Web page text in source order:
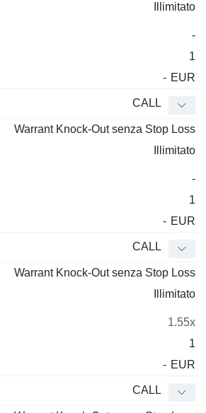
Illimitato
-
1
- EUR
CALL
Warrant Knock-Out senza Stop Loss
Illimitato
-
1
- EUR
CALL
Warrant Knock-Out senza Stop Loss
Illimitato
1.55x
1
- EUR
CALL